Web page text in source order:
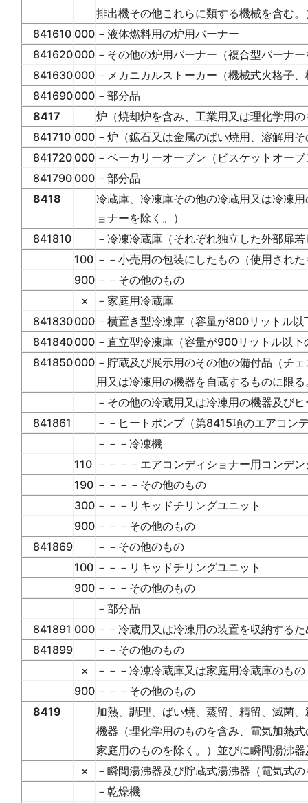
排出機その他これらに類する機械を含む。
841610 000 －液体燃料用の炉用バーナー
841620000 －その他の炉用バーナー（複合型バーナ
841630000 －メカニカルストーカー（機械式火格子
841690000 －部分品
8417
炉（焼却炉を含み、工業用又は理化学用
841710 000 －炉（鉱石又は金属のばい焼用、溶解用
841720 000 －ベーカリーオーブン（ビスケットオー
841790 000 －部分品
8418
冷蔵庫、冷凍庫その他の冷蔵用又は冷凍
ョナーを除く。）
841810
－冷凍冷蔵庫（それぞれ独立した外部扉
100 －－小売用の包装にしたもの（使用され
900 －－その他のもの
×
－家庭用冷蔵庫
841830000 －横置き型冷凍庫（容量が800リットル
841840000 －直立型冷凍庫（容量が900リットル以
841850000 －貯蔵及び展示用のその他の備付品（チ
用又は冷凍用の機器を自蔵するものに限る
－その他の冷蔵用又は冷凍用の機器及び
841861
－－ヒートポンプ（第8415項のエアコン
－－－冷凍機
110 －－－－エアコンディショナー用コンデ
190 －－－－その他のもの
300 －－－リキッドチリングユニット
900 －－－その他のもの
841869
－－その他のもの
100 －－－リキッドチリングユニット
900 －－－その他のもの
－部分品
841891 000 －－冷蔵用又は冷凍用の装置を収納する
841899
－－その他のもの
×
－－－冷凍冷蔵庫又は家庭用冷蔵庫のもの
900 －－－その他のもの
8419
加熱、調理、ばい焼、蒸留、精留、滅菌
機器（理化学用のものを含み、電気加熱
家庭用のものを除く。）並びに瞬間湯沸
×
－瞬間湯沸器及び貯蔵式湯沸器（電気式
－乾燥機